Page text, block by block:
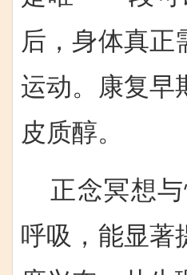
后，身体真正
运动。康复早
皮质醇。
正念冥想
呼吸，能显著